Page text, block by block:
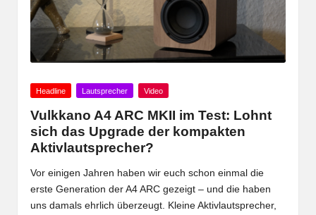
Posted
Headline Lautsprecher Video
Vulkkano A4 ARC MKII im Test: Lohnt
sich das Upgrade der kompakten
Aktivlautsprecher?
Vor einigen Jahren haben wir euch schon einmal die
erste Generation der A4 ARC gezeigt – und die haben
uns damals ehrlich überzeugt. Kleine Aktivlautsprecher,